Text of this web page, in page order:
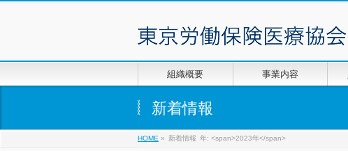
組織概要 事業内容
新着情報
HOME » 新着情報 年: <span>2023年</span>